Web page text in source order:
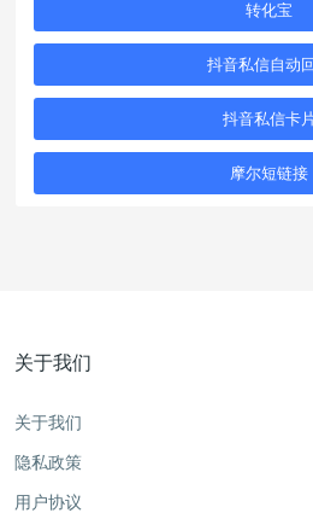
转化宝
抖音私信自动
抖音私信卡
摩尔短链接
关于我们
关于我们
隐私政策
用户协议